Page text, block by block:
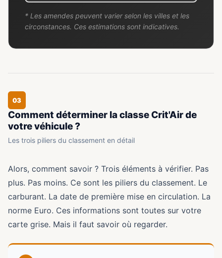
* Les amendes peuvent varier selon les villes et les
circonstances. Ces estimations sont indicatives.
03
Comment déterminer la classe Crit'Air de
votre véhicule ?
Les trois piliers du classement en détail
Alors, comment savoir ? Trois éléments à vérifier. Pas
plus. Pas moins. Ce sont les piliers du classement. Le
carburant. La date de première mise en circulation. La
norme Euro. Ces informations sont toutes sur votre
carte grise. Mais il faut savoir où regarder.